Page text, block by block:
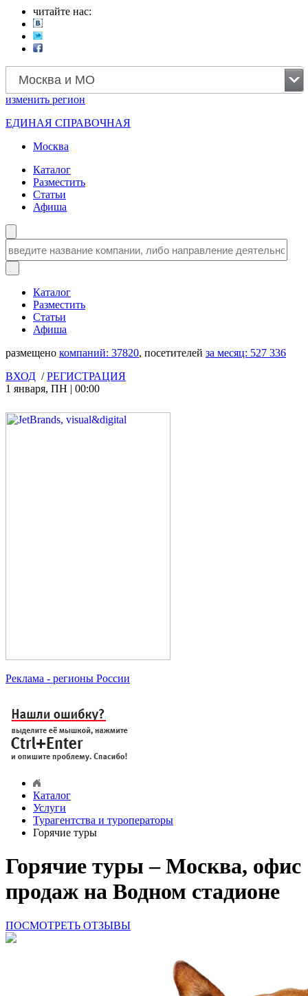
читайте нас:
Москва и МО
изменить регион
ЕДИНАЯ СПРАВОЧНАЯ
Москва
Каталог
Разместить
Статьи
Афиша
Каталог
Разместить
Статьи
Афиша
размещено компаний: 37820, посетителей за месяц: 527 336
ВХОД /РЕГИСТРАЦИЯ
1 января, ПН | 00:00
Реклама - регионы России
Каталог
Услуги
Турагентства и туроператоры
Горячие туры
Горячие туры – Москва, офис
продаж на Водном стадионе
ПОСМОТРЕТЬ ОТЗЫВЫ